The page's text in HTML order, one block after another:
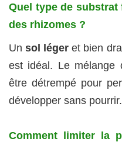
Quel type de substrat
des rhizomes ?
Unsol léger et bien
est idéal. Le mélange
être détrempé pour
développer sans pourrir.
Comment limiter la